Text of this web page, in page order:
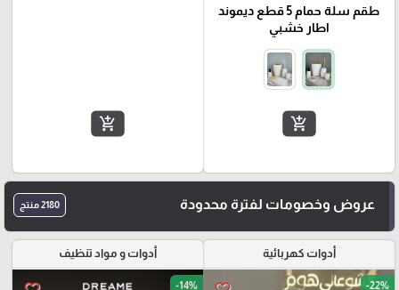
طقم سلة حمام 5 قطع ديموند
اطار خشبي
add_shopping_cart
add_shopping_cart
عروض وخصومات لفترة محدودة 2180 منتج
أدوات كهربائية
-22%
أدوات و مواد تنظيف
-14%